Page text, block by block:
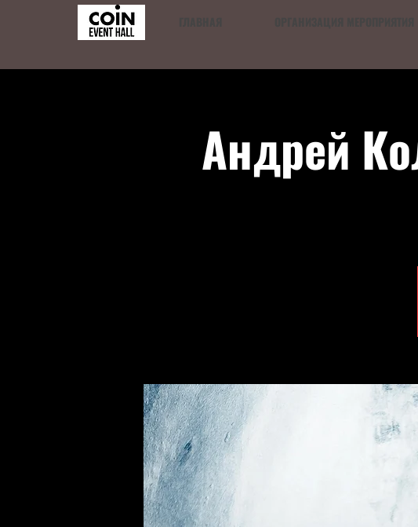
Андрей